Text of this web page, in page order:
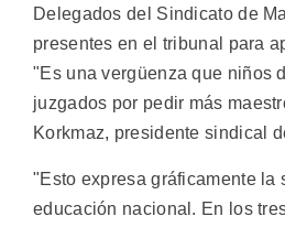
Delegados del Sindicato de
presentes en el tribunal para
"Es una vergüenza que niños
juzgados por pedir más
Korkmaz, presidente sindical
"Esto expresa gráficamente la
educación nacional. En los